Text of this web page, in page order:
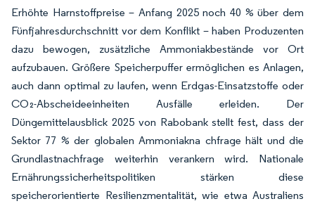
Erhöhte Harnstoffpreise – Anfang 2025 noch 40 % über dem
Fünfjahresdurchschnitt vor dem Konflikt – haben Produzenten
dazu bewogen, zusätzliche Ammoniakbestände vor Ort
aufzubauen. Größere Speicherpuffer ermöglichen es Anlagen,
auch dann optimal zu laufen, wenn Erdgas-Einsatzstoffe oder
CO₂-Abscheideeinheiten Ausfälle erleiden. Der
Düngemittelausblick 2025 von Rabobank stellt fest, dass der
Sektor 77 % der globalen Ammoniakna chfrage hält und die
Grundlastnachfrage weiterhin verankern wird. Nationale
Ernährungssicherheitspolitiken stärken diese
speicherorientierte Resilienzmentalität, wie etwa Australiens